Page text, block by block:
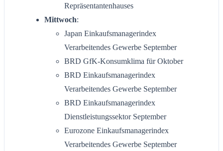
Repräsentantenhauses
Mittwoch:
Japan Einkaufsmanagerindex
Verarbeitendes Gewerbe September
BRD GfK-Konsumklima für Oktober
BRD Einkaufsmanagerindex
Verarbeitendes Gewerbe September
BRD Einkaufsmanagerindex
Dienstleistungssektor September
Eurozone Einkaufsmanagerindex
Verarbeitendes Gewerbe September